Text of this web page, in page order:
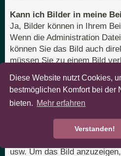
Diese Website nutzt Cookies,
bestmöglichen Komfort bei der
bieten. Mehr erfahren
Verstanden!
Kann ich Bilder in meine
Ja, Bilder können in Ihrem
Wenn die Administration
können Sie das Bild auch
müssen Sie zu einem Bild
http://www.domain.tld/mein-
Bilder verlinken, die sich auf
befinden (außer es ist ein
Server), noch zu Bildern, die
Anmeldung verfügbar sind,
Mailboxen, mit einem
usw. Um das Bild